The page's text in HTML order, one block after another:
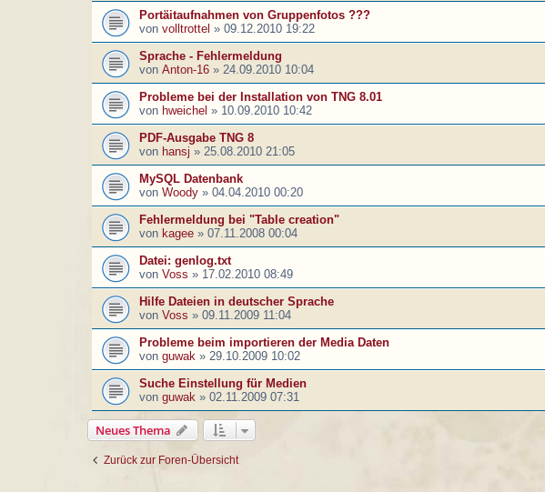
Portäitaufnahmen von Gruppenfotos ???
von volltrottel » 09.12.2010 19:22
Sprache - Fehlermeldung
von Anton-16 » 24.09.2010 10:04
Probleme bei der Installation von TNG 8.01
von hweichel » 10.09.2010 10:42
PDF-Ausgabe TNG 8
von hansj » 25.08.2010 21:05
MySQL Datenbank
von Woody » 04.04.2010 00:20
Fehlermeldung bei "Table creation"
von kagee » 07.11.2008 00:04
Datei: genlog.txt
von Voss » 17.02.2010 08:49
Hilfe Dateien in deutscher Sprache
von Voss » 09.11.2009 11:04
Probleme beim importieren der Media Daten
von guwak » 29.10.2009 10:02
Suche Einstellung für Medien
von guwak » 02.11.2009 07:31
Neues Thema
Zurück zur Foren-Übersicht